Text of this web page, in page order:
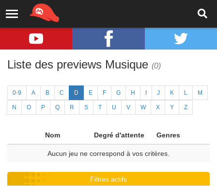
Liste des previews Musique (0)
0-9 A B C D E F G H J K L M
N O P Q R S T U V W X Y Z
Nom Degré d'attente Genres
Aucun jeu ne correspond à vos critères.
Filtres actifs